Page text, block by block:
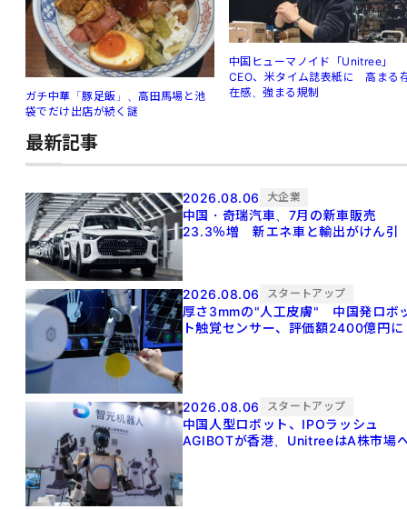
ガチ中華「豚足飯」、高田馬場と池
袋でだけ出店が続く謎
中国ヒューマノイド「Unitree」
CEO、米タイム誌表紙に 高まる
在感、強まる規制
最新記事
2026.08.06 大企業
中国・奇瑞汽車、7月の新車販売
23.3％増 新エネ車と輸出がけん引
2026.08.06 スタートアップ
厚さ3mmの"人工皮膚" 中国発ロボ
ト触覚センサー、評価額2400億円に
2026.08.06 スタートアップ
中国人型ロボット、IPOラッシュ
AGIBOTが香港、UnitreeはA株市場